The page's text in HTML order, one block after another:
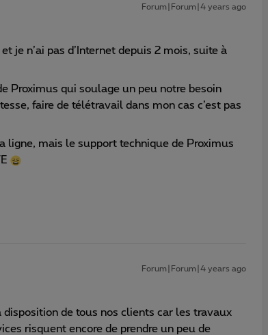
Forum|Forum|4 years ago
je n’ai pas d’Internet depuis 2 mois, suite à
Proximus qui soulage un peu notre besoin
faire de télétravail dans mon cas c’est pas
ligne, mais le support technique de Proximus
Forum|Forum|4 years ago
de tous nos clients car les travaux
risquent encore de prendre un peu de